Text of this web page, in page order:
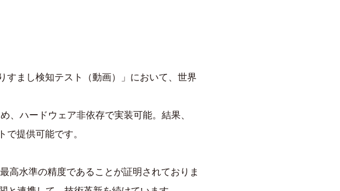
すまし検知テスト（動画）」において、世界
、ハードウェア非依存で実装可能。結果、
提供可能です。
高水準の精度であることが証明されておりま